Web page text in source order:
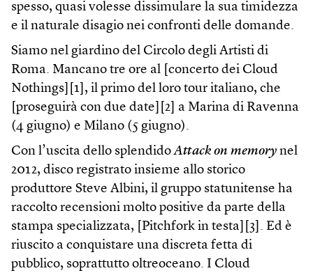
spesso, quasi volesse dissimulare la sua timidezza
e il naturale disagio nei confronti delle domande.
Siamo nel giardino del Circolo degli Artisti di
Roma. Mancano tre ore al [concerto dei Cloud
Nothings][1], il primo del loro tour italiano, che
[proseguirà con due date][2] a Marina di Ravenna
(4 giugno) e Milano (5 giugno).
Con l’uscita dello splendidoAttack on memory nel
2012, disco registrato insieme allo storico
produttore Steve Albini, il gruppo statunitense ha
raccolto recensioni molto positive da parte della
stampa specializzata, [Pitchfork in testa][3]. Ed è
riuscito a conquistare una discreta fetta di
pubblico, soprattutto oltreoceano. I Cloud